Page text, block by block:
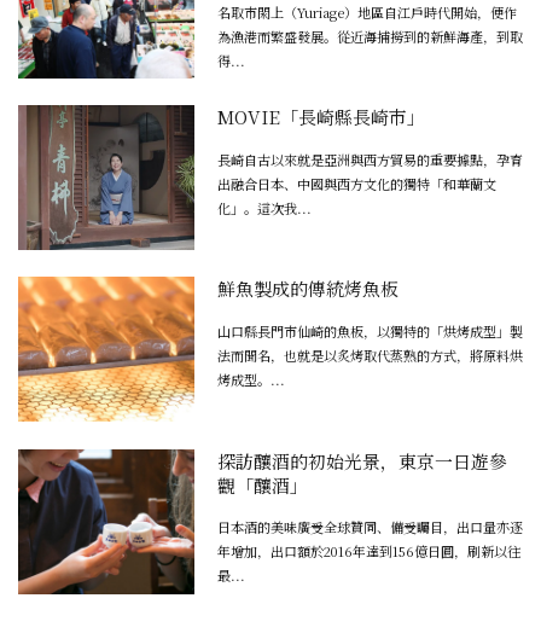
名取市閖上（Yuriage）地區自江戶時代開始，便作
為漁港而繁盛發展。從近海捕撈到的新鮮海產，到取
得...
MOVIE「長崎縣長崎市」
長崎自古以來就是亞洲與西方貿易的重要據點，孕育
出融合日本、中國與西方文化的獨特「和華蘭文
化」。這次我...
鮮魚製成的傳統烤魚板
山口縣長門市仙崎的魚板，以獨特的「烘烤成型」製
法而聞名，也就是以炙烤取代蒸熟的方式，將原料烘
烤成型。...
探訪釀酒的初始光景，東京一日遊參
觀「釀酒」
日本酒的美味廣受全球贊同、備受矚目，出口量亦逐
年增加，出口額於2016年達到156億日圓，刷新以往
最...